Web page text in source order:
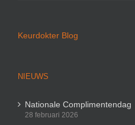
Keurdokter Blog
NIEUWS
Nationale Complimentendag
28 februari 2026